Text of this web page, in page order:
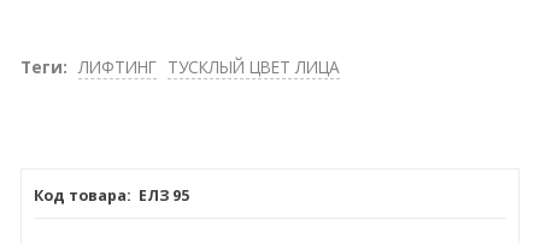
Теги: ЛИФТИНГ ТУСКЛЫЙ ЦВЕТ ЛИЦА
ЕЛЗ 95